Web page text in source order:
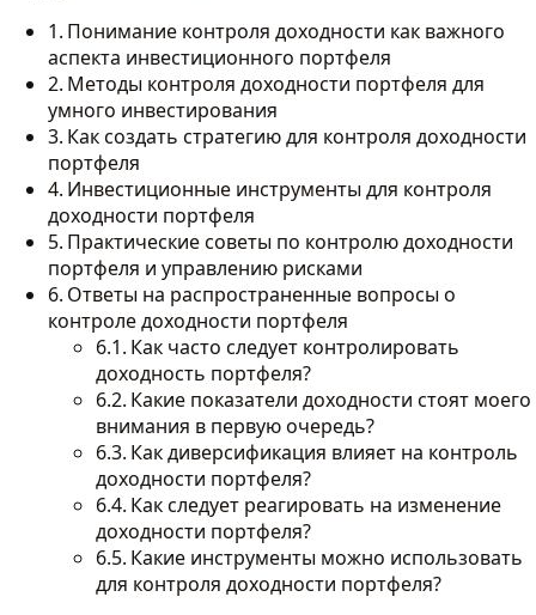
Понимание контроля доходности как важного
аспекта инвестиционного портфеля
Методы контроля доходности портфеля для
умного инвестирования
Как создать стратегию для контроля доходности
портфеля
Инвестиционные инструменты для контроля
доходности портфеля
Практические советы по контролю доходности
портфеля и управлению рисками
Ответы на распространенные вопросы о
контроле доходности портфеля
Как часто следует контролировать
доходность портфеля?
Какие показатели доходности стоят моего
внимания в первую очередь?
Как диверсификация влияет на контроль
доходности портфеля?
Как следует реагировать на изменение
доходности портфеля?
Какие инструменты можно использовать
для контроля доходности портфеля?